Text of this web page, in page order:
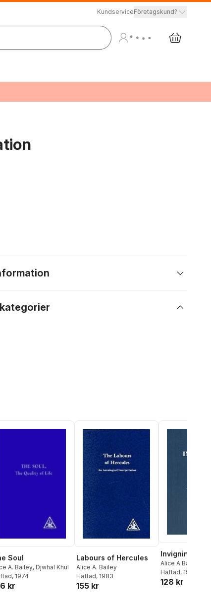
KundserviceFöretagskund?
Soul
A. Bailey, Djwhal Khul
, 1974
kr
Labours of Hercules
Alice A. Bailey
Häftad, 1983
155 kr
Invigning (2u)
Alice A Bailey
Häftad, 1993
128 kr